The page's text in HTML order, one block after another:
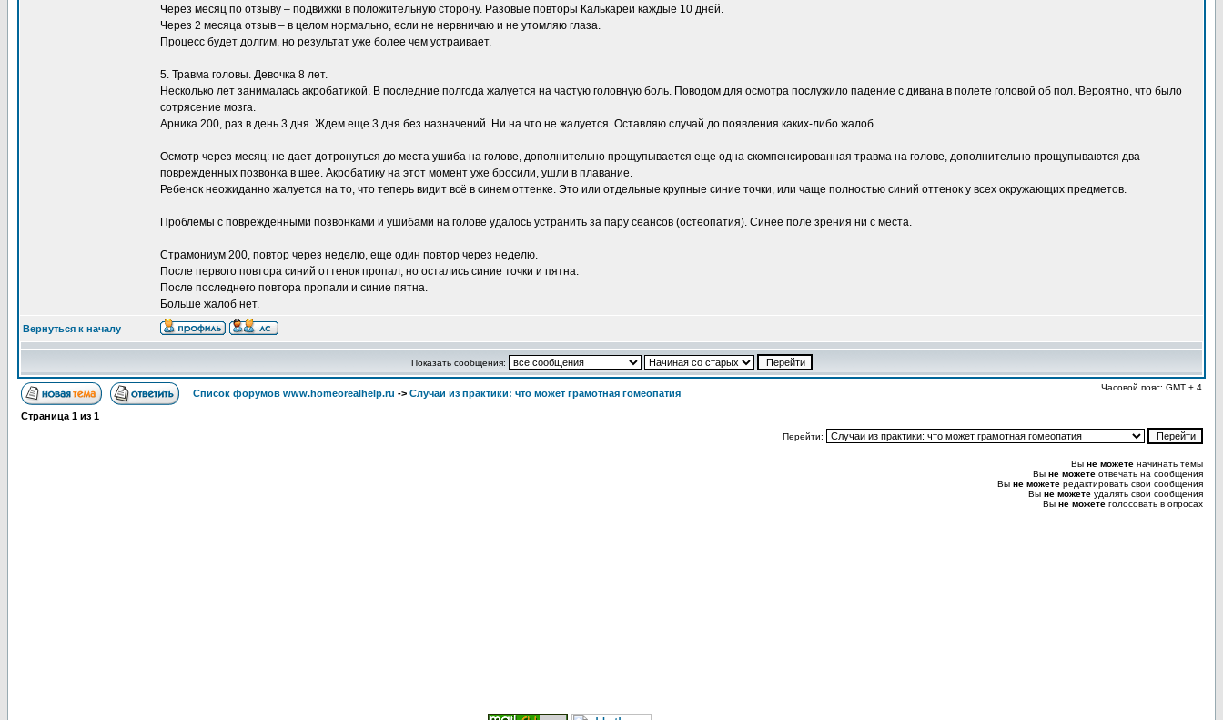
Через месяц по отзыву – подвижки в положительную сторону. Разовые повторы Калькареи каждые 10 дней.
Через 2 месяца отзыв – в целом нормально, если не нервничаю и не утомляю глаза.
Процесс будет долгим, но результат уже более чем устраивает.
5. Травма головы. Девочка 8 лет.
Несколько лет занималась акробатикой. В последние полгода жалуется на частую головную боль. Поводом для осмотра послужило падение с дивана в полете головой об пол. Вероятно, что было
сотрясение мозга.
Арника 200, раз в день 3 дня. Ждем еще 3 дня без назначений. Ни на что не жалуется. Оставляю случай до появления каких-либо жалоб.
Осмотр через месяц: не дает дотронуться до места ушиба на голове, дополнительно прощупывается еще одна скомпенсированная травма на голове, дополнительно прощупываются два
поврежденных позвонка в шее. Акробатику на этот момент уже бросили, ушли в плавание.
Ребенок неожиданно жалуется на то, что теперь видит всё в синем оттенке. Это или отдельные крупные синие точки, или чаще полностью синий оттенок у всех окружающих предметов.
Проблемы с поврежденными позвонками и ушибами на голове удалось устранить за пару сеансов (остеопатия). Синее поле зрения ни с места.
Страмониум 200, повтор через неделю, еще один повтор через неделю.
После первого повтора синий оттенок пропал, но остались синие точки и пятна.
После последнего повтора пропали и синие пятна.
Больше жалоб нет.
Вернуться к началу
Показать сообщения:
Список форумов www.homeorealhelp.ru -> Случаи из практики: что может грамотная гомеопатия
Часовой пояс: GMT + 4
Страница 1 из 1
Перейти:
Вы не можете начинать темы
Вы не можете отвечать на сообщения
Вы не можете редактировать свои сообщения
Вы не можете удалять свои сообщения
Вы не можете голосовать в опросах